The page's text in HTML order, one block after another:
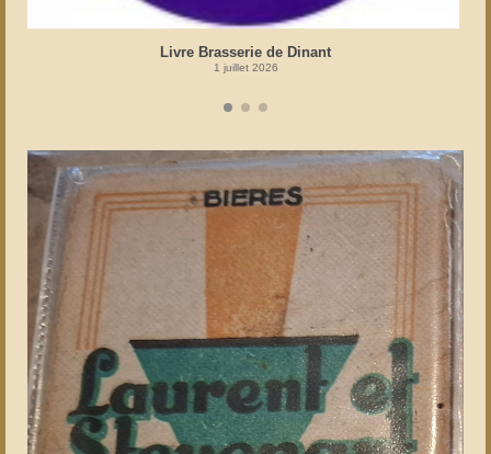
Livre Brasserie de Dinant
1 juillet 2026